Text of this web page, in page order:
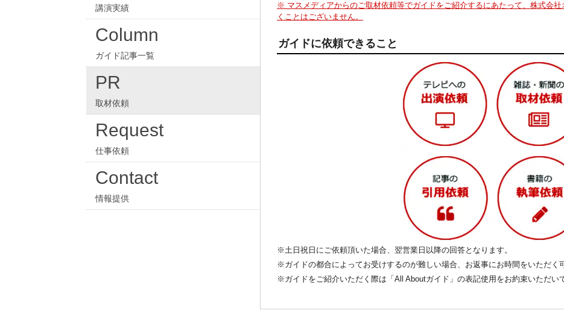
講演実績
Column
ガイド記事一覧
PR
取材依頼
Request
仕事依頼
Contact
情報提供
※ マスメディアからのご取材依頼等でガイドをご紹介するにあたって、株式会
くことはございません。
ガイドに依頼できること
※土日祝日にご依頼頂いた場合、翌営業日以降の回答となります。
※ガイドの都合によってお受けするのが難しい場合、お返事にお時間をいただく
※ガイドをご紹介いただく際は「All Aboutガイド」の表記使用をお約束いただい